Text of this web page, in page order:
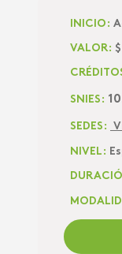
INICIO:
VALOR:
SNIES:
SEDES:
NIVEL: